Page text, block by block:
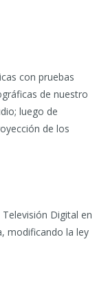
con pruebas
de nuestro
luego de
de los
Digital en
modificando la ley